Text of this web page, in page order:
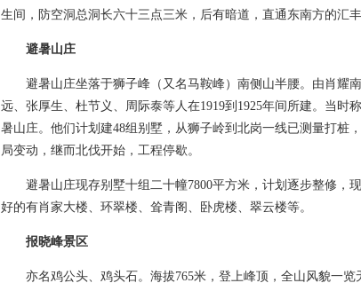
生间，防空洞总洞长六十三点三米，后有暗道，直通东南方的汇丰
避暑山庄
避暑山庄坐落于狮子峰（又名马鞍峰）南侧山半腰。由肖耀
远、张厚生、杜节义、周际泰等人在1919到1925年间所建。当时
暑山庄。他们计划建48组别墅，从狮子岭到北岗一线已测量打桩
局变动，继而北伐开始，工程停歇。
避暑山庄现存别墅十组二十幢7800平方米，计划逐步整修，
好的有肖家大楼、环翠楼、耸青阁、卧虎楼、翠云楼等。
报晓峰景区
亦名鸡公头、鸡头石。海拔765米，登上峰顶，全山风貌一览